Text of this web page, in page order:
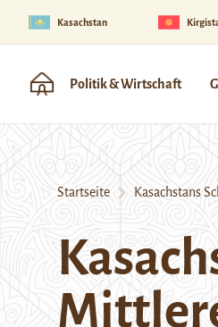
Kasachstan
Politik & Wirtschaft
Startseite Kasachstans